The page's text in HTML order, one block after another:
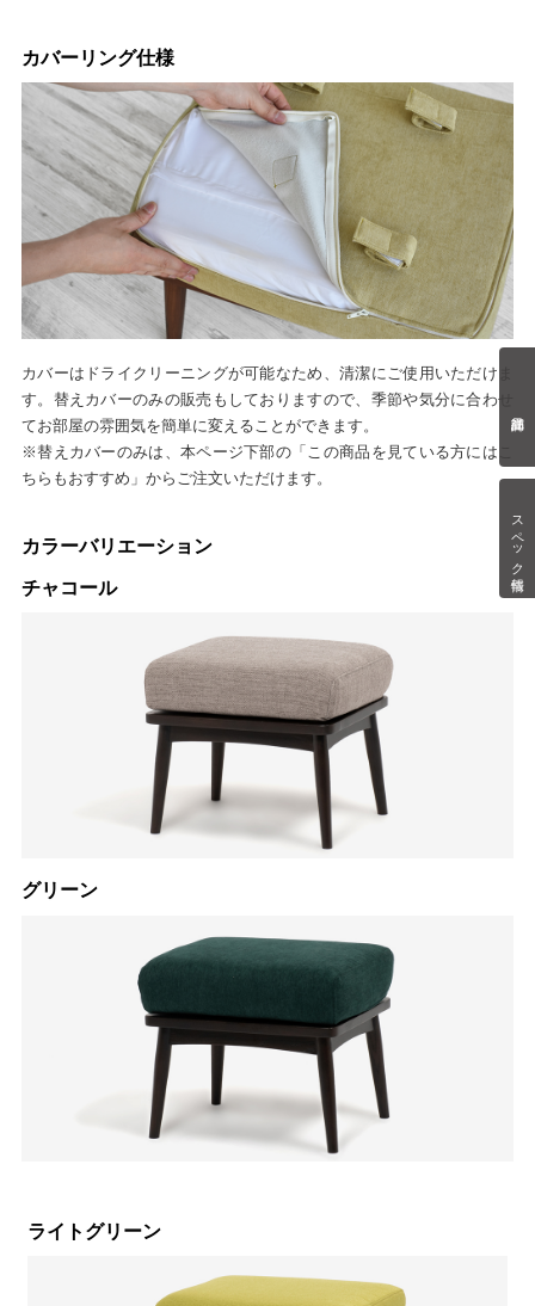
スペック情報
カバーリング仕様
カバーはドライクリーニングが可能なため、清潔にご使用いただけま
す。替えカバーのみの販売もしておりますので、季節や気分に合わせ
てお部屋の雰囲気を簡単に変えることができます。
※替えカバーのみは、本ページ下部の「この商品を見ている方にはこ
ちらもおすすめ」からご注文いただけます。
カラーバリエーション
チャコール
グリーン
ライトグリーン